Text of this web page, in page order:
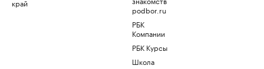
край
podbor.ru
РБК
Компании
РБК Курсы
Школа